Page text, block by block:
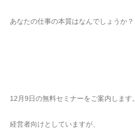
あなたの仕事の本質はなんでしょうか？
12月9日の無料セミナーをご案内します。
経営者向けとしていますが、